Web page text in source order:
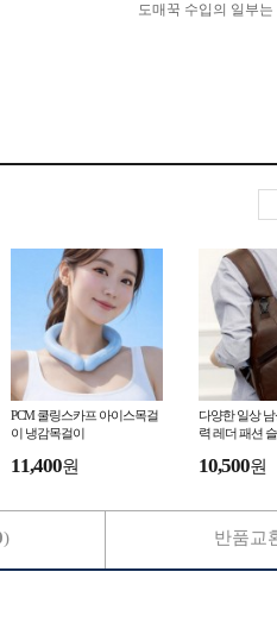
도매꾹 수입의 일부
PCM 쿨링스카프 아이스목걸
이 냉감목걸이
11,400원
다양한 일상
력 레더 패션
10,500원
) 반품교